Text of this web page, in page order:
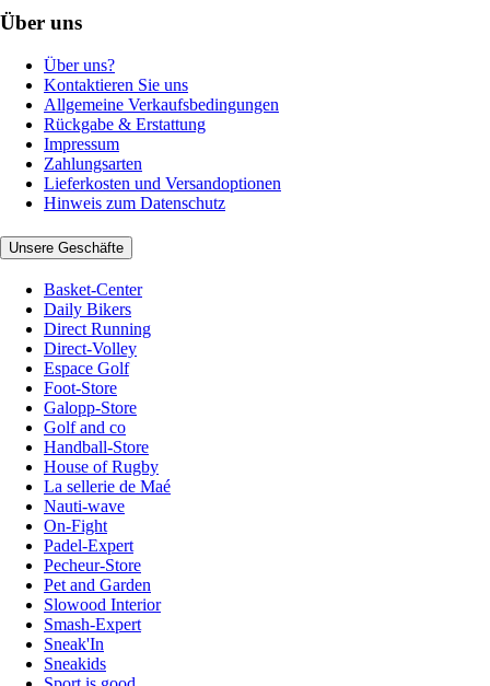
Über uns
Über uns?
Kontaktieren Sie uns
Allgemeine Verkaufsbedingungen
Rückgabe & Erstattung
Impressum
Zahlungsarten
Lieferkosten und Versandoptionen
Hinweis zum Datenschutz
Unsere Geschäfte
Basket-Center
Daily Bikers
Direct Running
Direct-Volley
Espace Golf
Foot-Store
Galopp-Store
Golf and co
Handball-Store
House of Rugby
La sellerie de Maé
Nauti-wave
On-Fight
Padel-Expert
Pecheur-Store
Pet and Garden
Slowood Interior
Smash-Expert
Sneak'In
Sneakids